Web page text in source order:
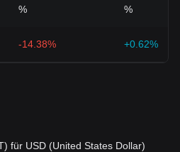
% %
-14.38% +0.62%
für USD (United States Dollar)